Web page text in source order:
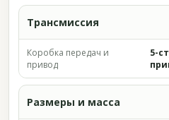
Трансмиссия
Коробка передач и
привод
5-
Размеры и масса